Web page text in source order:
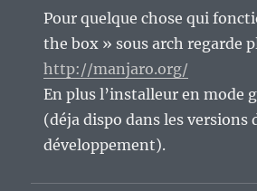
Pour quelque chose qui
the box » sous arch regarde
http://manjaro.org/
En plus l’installeur en mode
(déja dispo dans les versions
développement).